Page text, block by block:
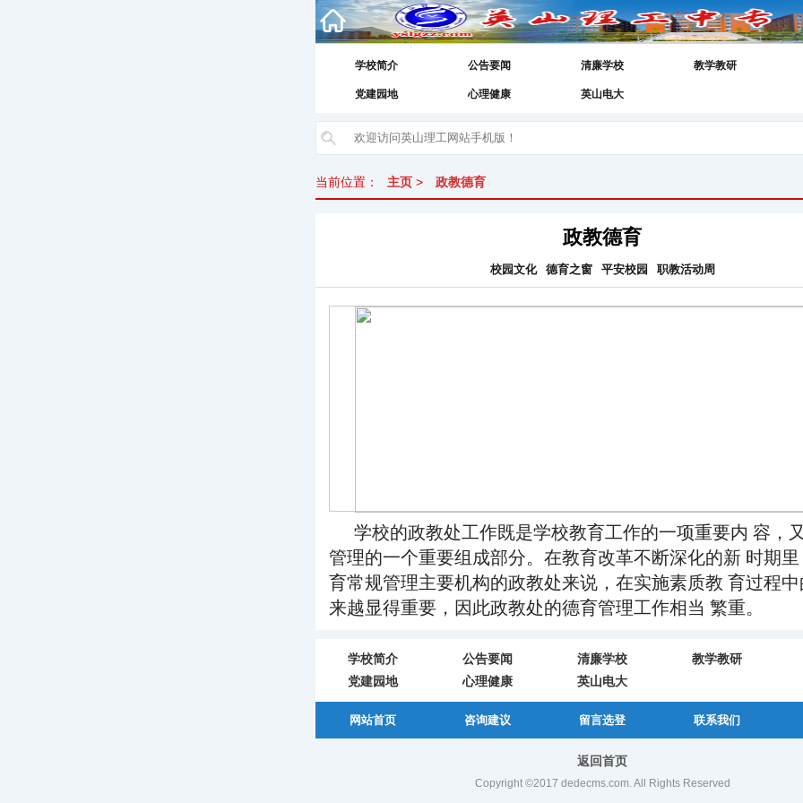
学校简介 公告要闻 清廉学校 教学教研
党建园地 心理健康 英山电大
当前位置： 主页 > 政教德育
政教德育
校园文化 德育之窗 平安校园 职教活动周
学校的政教处工作既是学校教育工作的一项重要内 容，
管理的一个重要组成部分。在教育改革不断深化的新 时期
育常规管理主要机构的政教处来说，在实施素质教 育过程
来越显得重要，因此政教处的德育管理工作相当 繁重。
学校简介 公告要闻 清廉学校
教学教研
党建园地
心理健康 英山电大
网站首页 咨询建议 留言选登 联系我们
返回首页
Copyright ©2017 dedecms.com. All Rights Reserved